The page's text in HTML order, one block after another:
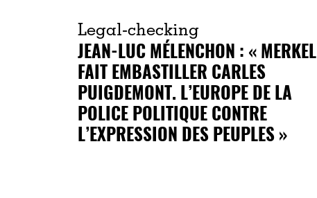
Legal-checking
JEAN-LUC MÉLENCHON : « MERKEL
FAIT EMBASTILLER CARLES
PUIGDEMONT. L’EUROPE DE LA
POLICE POLITIQUE CONTRE
L’EXPRESSION DES PEUPLES »